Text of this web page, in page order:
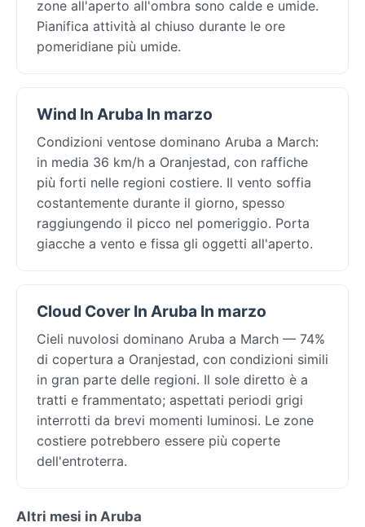
zone all'aperto all'ombra sono calde e umide.
Pianifica attività al chiuso durante le ore
pomeridiane più umide.
Wind In Aruba In marzo
Condizioni ventose dominano Aruba a March:
in media 36 km/h a Oranjestad, con raffiche
più forti nelle regioni costiere. Il vento soffia
costantemente durante il giorno, spesso
raggiungendo il picco nel pomeriggio. Porta
giacche a vento e fissa gli oggetti all'aperto.
Cloud Cover In Aruba In marzo
Cieli nuvolosi dominano Aruba a March — 74%
di copertura a Oranjestad, con condizioni simili
in gran parte delle regioni. Il sole diretto è a
tratti e frammentato; aspettati periodi grigi
interrotti da brevi momenti luminosi. Le zone
costiere potrebbero essere più coperte
dell'entroterra.
Altri mesi in Aruba